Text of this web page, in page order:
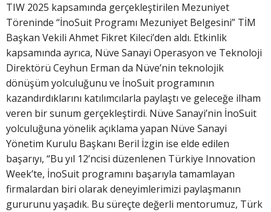
TIW 2025 kapsamında gerçekleştirilen Mezuniyet
Töreninde “İnoSuit Programı Mezuniyet Belgesini” TİM
Başkan Vekili Ahmet Fikret Kileci’den aldı. Etkinlik
kapsamında ayrıca, Nüve Sanayi Operasyon ve Teknoloji
Direktörü Ceyhun Erman da Nüve’nin teknolojik
dönüşüm yolculuğunu ve İnoSuit programının
kazandırdıklarını katılımcılarla paylaştı ve geleceğe ilham
veren bir sunum gerçekleştirdi. Nüve Sanayi’nin İnoSuit
yolculuğuna yönelik açıklama yapan Nüve Sanayi
Yönetim Kurulu Başkanı Beril İzgin ise elde edilen
başarıyı, “Bu yıl 12’ncisi düzenlenen Türkiye Innovation
Week’te, İnoSuit programını başarıyla tamamlayan
firmalardan biri olarak deneyimlerimizi paylaşmanın
gururunu yaşadık. Bu süreçte değerli mentorumuz, Türk